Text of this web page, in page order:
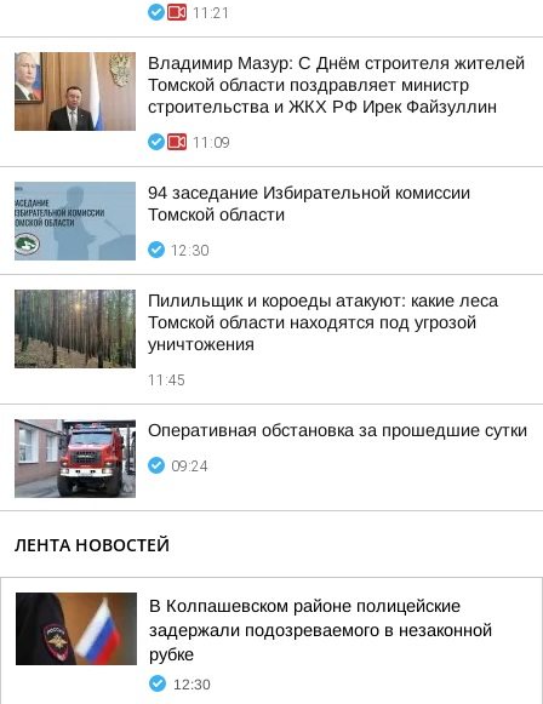
11:21
Владимир Мазур: С Днём строителя жителей
Томской области поздравляет министр
строительства и ЖКХ РФ Ирек Файзуллин
11:09
94 заседание Избирательной комиссии
Томской области
12:30
Пилильщик и короеды атакуют: какие леса
Томской области находятся под угрозой
уничтожения
11:45
Оперативная обстановка за прошедшие сутки
09:24
ЛЕНТА НОВОСТЕЙ
В Колпашевском районе полицейские
задержали подозреваемого в незаконной
рубке
12:30